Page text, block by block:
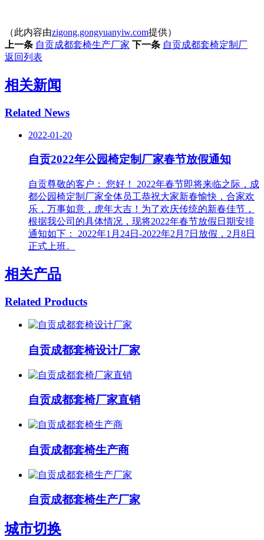
（此内容由zigong.gongyuanyiw.com提供）
上一条 自贡成都套椅生产厂家 下一条 自贡成都套椅定制厂
返回列表
相关新闻
Related News
2022-01-20
自贡2022年公园椅定制厂家春节放假通知
自贡尊敬的客户： 您好！ 2022年春节即将来临之际，成
都公园椅定制厂家全体员工恭祝大家新春愉快，合家欢
乐，万事如意，虎年大吉！为了欢庆传统的新春佳节，
根据我公司的具体情况，现将2022年春节放假日期安排
通知如下： 2022年1月24日-2022年2月7日放假，2月8日
正式上班。
相关产品
Related Products
自贡成都套椅设计厂家
自贡成都套椅厂家直销
自贡成都套椅生产商
自贡成都套椅生产厂家
城市切换